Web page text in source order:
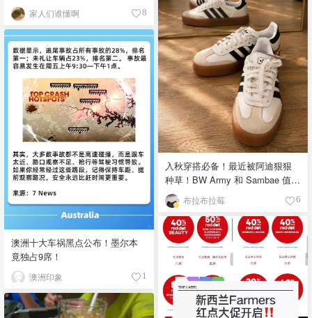
家人们谁懂啊 8
入秋穿搭必备！最近被阿迪狠狠
种草！BW Army 和 Sambae 值得
拥有！布拉布拉莓 6
澳洲十大车祸黑点公布！墨尔本
竟独占9席！
澳洲印象 1